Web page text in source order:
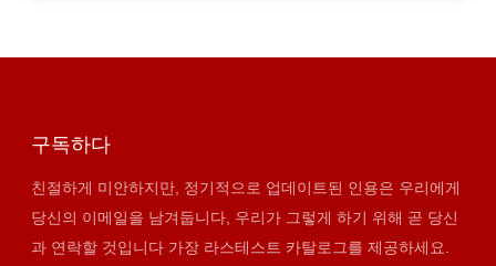
구독하다
친절하게 미안하지만, 정기적으로 업데이트된 인용은 우리에게
당신의 이메일을 남겨둡니다, 우리가 그렇게 하기 위해 곧 당신
과 연락할 것입니다 가장 라스테스트 카탈로그를 제공하세요.